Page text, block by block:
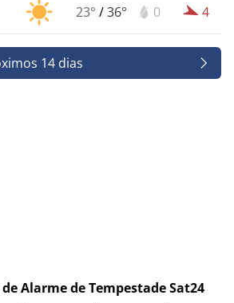
23° /36° 0 4
14 dias
Alarme de Tempestade Sat24